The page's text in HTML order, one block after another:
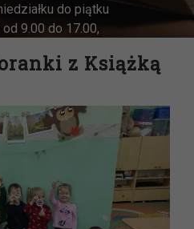
do piątku
9.00 do 17.00,
13:00
z Książką